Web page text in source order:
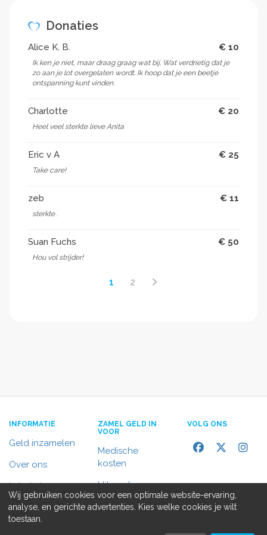
ruimte zorgt wel voor wat lucht en zo kan ik wellicht
wat leuke dingen nog doen.
Help me en geef mij een
Mvg,
Donaties
Alice K. B. € 10
Ik ken je niet, maar draag graag wat bij. Wat verdrietig dat je
zo aan je lot overgelaten wordt. Ik hoop dat je een beetje
ontspanning kunt vinden.
Charlotte € 20
Heel veel sterkte lieve Anita
Eric v A € 25
Take care!
zeb € 11
sterkte .
Suan Fuchs € 50
Hou vol strijder!
1 2
INFORMATIE
Geld inzamelen
Over ons
In het nieuws
Contact
ZAMEL GELD IN
VOOR
Medische
kosten
Uitvaart
Rolstoelbus
VOLG ONS
Wij gebruiken cookies voor een optimale website-ervaring,
analyse, en gerichte advertenties. Kies welke cookies je wilt
toestaan.